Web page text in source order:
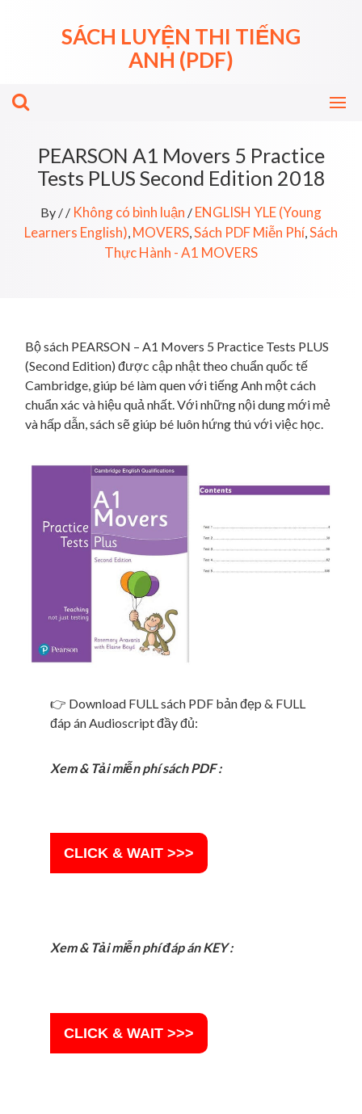
SÁCH LUYỆN THI TIẾNG
ANH (PDF)
PEARSON A1 Movers 5 Practice
Tests PLUS Second Edition 2018
By / / Không có bình luận / ENGLISH YLE (Young
Learners English), MOVERS,Sách PDF Miễn Phí,Sách
Thực Hành - A1 MOVERS
Bộ sách PEARSON – A1 Movers 5 Practice Tests PLUS
(Second Edition) được cập nhật theo chuẩn quốc tế
Cambridge, giúp bé làm quen với tiếng Anh một cách
chuẩn xác và hiệu quả nhất. Với những nội dung mới mẻ
và hấp dẫn, sách sẽ giúp bé luôn hứng thú với việc học.
👉 Download FULL sách PDF bản đẹp & FULL
đáp án Audioscript đầy đủ:
Xem & Tải miễn phí sách PDF :
CLICK & WAIT >>>
Xem & Tải miễn phí đáp ánKEY :
CLICK & WAIT >>>